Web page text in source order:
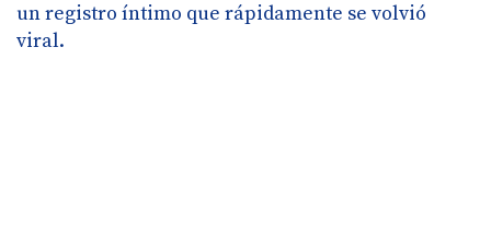
un registro íntimo que rápidamente se volvió
viral.